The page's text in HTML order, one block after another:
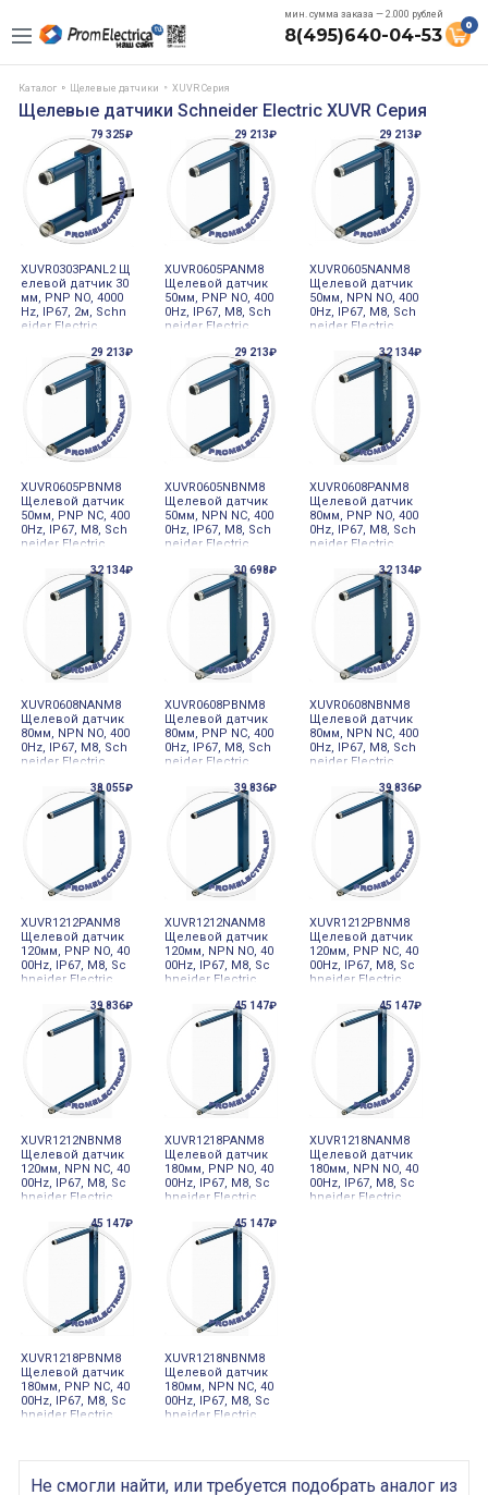
мин. сумма заказа — 2.000 рублей
8(495)640-04-53 0
Каталог Щелевые датчики XUVR Серия
Щелевые датчики Schneider Electric XUVR Серия
79 325₽
XUVR0303PANL2 Щ
елевой датчик 30
мм, PNP NO, 4000
Hz, IP67, 2м, Schn
eider Electric
29 213₽
XUVR0605PANM8
Щелевой датчик
50мм, PNP NO, 400
0Hz, IP67, M8, Sch
neider Electric
29 213₽
XUVR0605NANM8
Щелевой датчик
50мм, NPN NO, 400
0Hz, IP67, M8, Sch
neider Electric
29 213₽
XUVR0605PBNM8
Щелевой датчик
50мм, PNP NC, 400
0Hz, IP67, M8, Sch
neider Electric
29 213₽
XUVR0605NBNM8
Щелевой датчик
50мм, NPN NC, 400
0Hz, IP67, M8, Sch
neider Electric
32 134₽
XUVR0608PANM8
Щелевой датчик
80мм, PNP NO, 400
0Hz, IP67, M8, Sch
neider Electric
32 134₽
XUVR0608NANM8
Щелевой датчик
80мм, NPN NO, 400
0Hz, IP67, M8, Sch
neider Electric
30 698₽
XUVR0608PBNM8
Щелевой датчик
80мм, PNP NC, 400
0Hz, IP67, M8, Sch
neider Electric
32 134₽
XUVR0608NBNM8
Щелевой датчик
80мм, NPN NC, 400
0Hz, IP67, M8, Sch
neider Electric
38 055₽
XUVR1212PANM8
Щелевой датчик
120мм, PNP NO, 40
00Hz, IP67, M8, Sc
hneider Electric
39 836₽
XUVR1212NANM8
Щелевой датчик
120мм, NPN NO, 40
00Hz, IP67, M8, Sc
hneider Electric
39 836₽
XUVR1212PBNM8
Щелевой датчик
120мм, PNP NC, 40
00Hz, IP67, M8, Sc
hneider Electric
39 836₽
XUVR1212NBNM8
Щелевой датчик
120мм, NPN NC, 40
00Hz, IP67, M8, Sc
hneider Electric
45 147₽
XUVR1218PANM8
Щелевой датчик
180мм, PNP NO, 40
00Hz, IP67, M8, Sc
hneider Electric
45 147₽
XUVR1218NANM8
Щелевой датчик
180мм, NPN NO, 40
00Hz, IP67, M8, Sc
hneider Electric
45 147₽
XUVR1218PBNM8
Щелевой датчик
180мм, PNP NC, 40
00Hz, IP67, M8, Sc
hneider Electric
45 147₽
XUVR1218NBNM8
Щелевой датчик
180мм, NPN NC, 40
00Hz, IP67, M8, Sc
hneider Electric
Не смогли найти, или требуется подобрать аналог из